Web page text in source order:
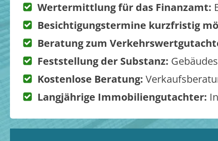
Wertermittlung für das Finanzamt:
Besichtigungstermine kurzfristig
Beratung zum
Feststellung der Substanz:
Kostenlose Beratung:
Langjährige Immobiliengutachter: